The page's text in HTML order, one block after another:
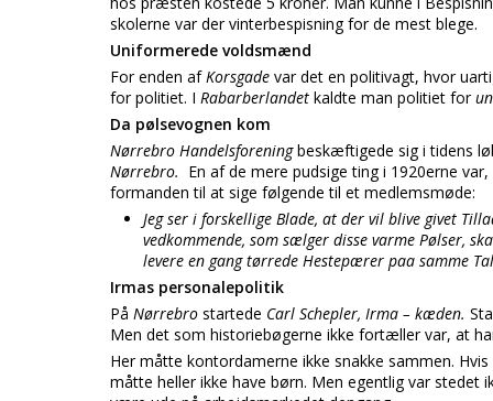
skolerne var der vinterbespisning for de mest blege.
Uniformerede voldsmænd
For enden afKorsgade var det en politivagt, hvor
for politiet. I Rabarberlandet kaldte man politiet for
Da pølsevognen kom
Nørrebro Handelsforeningbeskæftigede sig i tidens
Nørrebro. En af de mere pudsige ting i 1920erne
formanden til at sige følgende til et medlemsmøde:
Jeg ser i forskellige Blade, at der vil blive givet
vedkommende, som sælger disse varme Pølser,
levere en gang tørrede Hestepærer paa samme
Irmas personalepolitik
På Nørrebro startede Carl Schepler, Irma – kæden.
Men det som historiebøgerne ikke fortæller var, at
Her måtte kontordamerne ikke snakke sammen.
måtte heller ikke have børn. Men egentlig var